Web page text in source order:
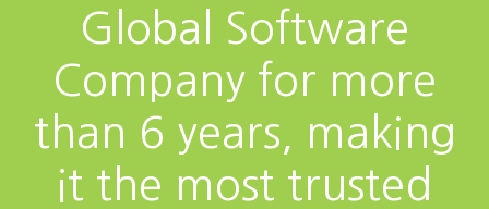
Global Software
Company for more
than 6 years, making
it the most trusted